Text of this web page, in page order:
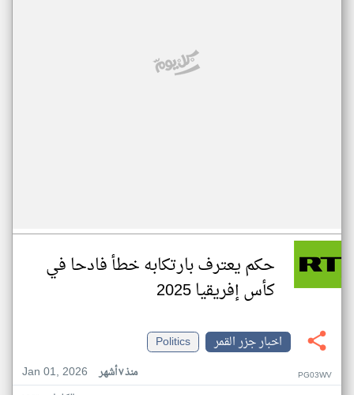
حكم يعترف بارتكابه خطأ فادحا في
كأس إفريقيا 2025
اخبار جزر القمر
Politics
Jan 01, 2026
منذ ٧ أشهر PG03WV